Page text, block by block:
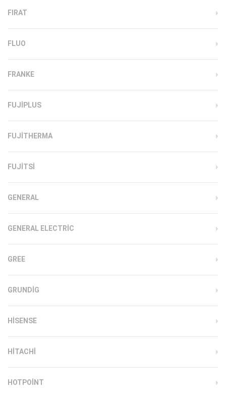
FIRAT
FLUO
FRANKE
FUJIPLUS
FUJITHERMA
FUJITSI
GENERAL
GENERAL ELECTRIC
GREE
GRUNDIG
HISENSE
HITACHI
HOTPOINT